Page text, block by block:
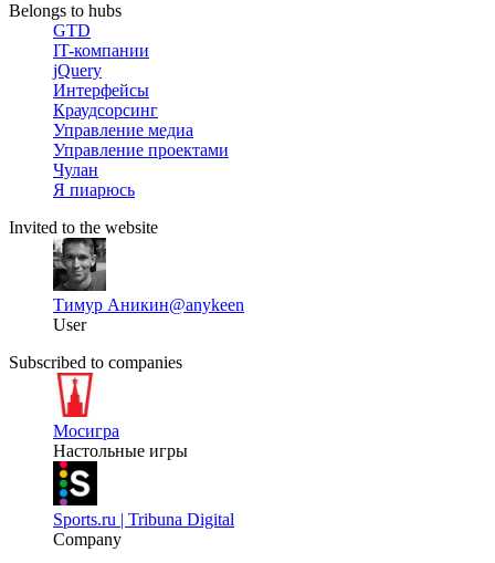
Belongs to hubs
GTD
IT-компании
jQuery
Интерфейсы
Краудсорсинг
Управление медиа
Управление проектами
Чулан
Я пиарюсь
Invited to the website
Тимур Аникин@anykeen
User
Subscribed to companies
Мосигра
Настольные игры
Sports.ru | Tribuna Digital
Company